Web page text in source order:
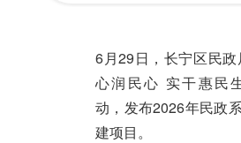
6月29日，长宁区民政
心润民心 实干惠民
动，发布2026年民政
建项目。